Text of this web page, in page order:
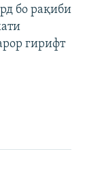
480p
480pбо рақиби
гирифт